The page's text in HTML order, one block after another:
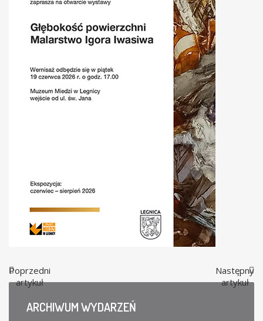
Poprzedni
artykuł
Następny
artykuł
ARCHIWUMWYDARZEŃ